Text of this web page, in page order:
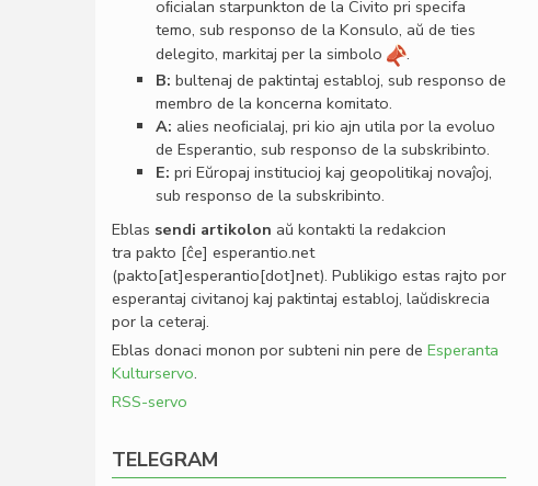
oﬁcialan starpunkton de la Civito pri specifa
temo, sub responso de la Konsulo, aŭ de ties
delegito, markitaj per la simbolo
.
B: bultenaj de paktintaj establoj, sub responso de
membro de la koncerna komitato.
A: alies neoﬁcialaj, pri kio ajn utila por la evoluo
de Esperantio, sub responso de la subskribinto.
E: pri Eŭropaj institucioj kaj geopolitikaj novaĵoj,
sub responso de la subskribinto.
Eblas sendi artikolon aŭ kontakti la redakcion
tra pakto [ĉe] esperantio.net
(pakto[at]esperantio[dot]net). Publikigo estas rajto por
esperantaj civitanoj kaj paktintaj establoj, laŭdiskrecia
por la ceteraj.
Eblas donaci monon por subteni nin pere de Esperanta
Kulturservo.
RSS-servo
TELEGRAM